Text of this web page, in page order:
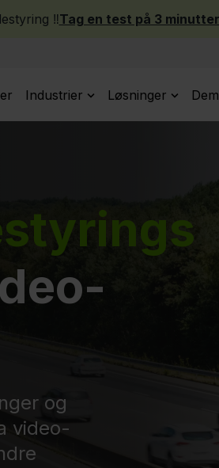
‼️Tag en test på 3 minutter
Industrier Løsninger
og
video-